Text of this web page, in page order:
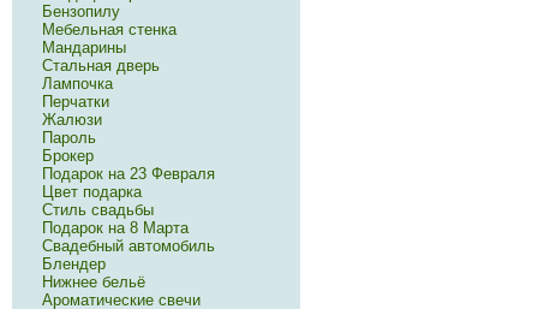
Бензопилу
Мебельная стенка
Мандарины
Стальная дверь
Лампочка
Перчатки
Жалюзи
Пароль
Брокер
Подарок на 23 Февраля
Цвет подарка
Стиль свадьбы
Подарок на 8 Марта
Свадебный автомобиль
Блендер
Нижнее бельё
Ароматические свечи